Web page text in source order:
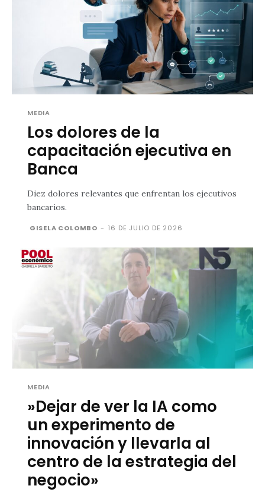
MEDIA
Los dolores de la
capacitación ejecutiva en
Banca
Diez dolores relevantes que enfrentan los ejecutivos
bancarios.
GISELA COLOMBO - 16 DE JULIO DE 2026
MEDIA
»Dejar de ver la IA como
un experimento de
innovación y llevarla al
centro de la estrategia del
negocio»